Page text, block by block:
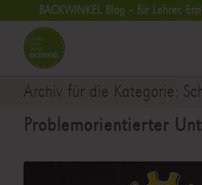
BACKWINKEL Blog – für Lehrer,
Archiv für die Kategorie:
Problemorientierter